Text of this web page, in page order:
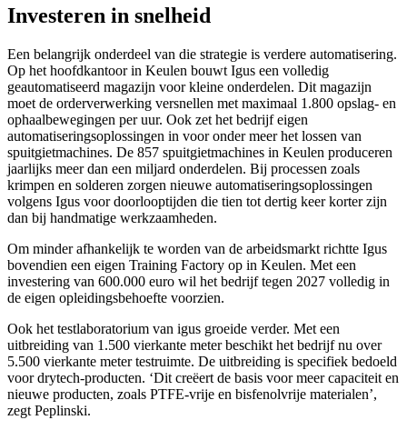
Investeren in snelheid
Een belangrijk onderdeel van die strategie is verdere automatisering.
Op het hoofdkantoor in Keulen bouwt Igus een volledig
geautomatiseerd magazijn voor kleine onderdelen. Dit magazijn
moet de orderverwerking versnellen met maximaal 1.800 opslag- en
ophaalbewegingen per uur. Ook zet het bedrijf eigen
automatiseringsoplossingen in voor onder meer het lossen van
spuitgietmachines. De 857 spuitgietmachines in Keulen produceren
jaarlijks meer dan een miljard onderdelen. Bij processen zoals
krimpen en solderen zorgen nieuwe automatiseringsoplossingen
volgens Igus voor doorlooptijden die tien tot dertig keer korter zijn
dan bij handmatige werkzaamheden.
Om minder afhankelijk te worden van de arbeidsmarkt richtte Igus
bovendien een eigen Training Factory op in Keulen. Met een
investering van 600.000 euro wil het bedrijf tegen 2027 volledig in
de eigen opleidingsbehoefte voorzien.
Ook het testlaboratorium van igus groeide verder. Met een
uitbreiding van 1.500 vierkante meter beschikt het bedrijf nu over
5.500 vierkante meter testruimte. De uitbreiding is specifiek bedoeld
voor drytech-producten. ‘Dit creëert de basis voor meer capaciteit en
nieuwe producten, zoals PTFE-vrije en bisfenolvrije materialen’,
zegt Peplinski.